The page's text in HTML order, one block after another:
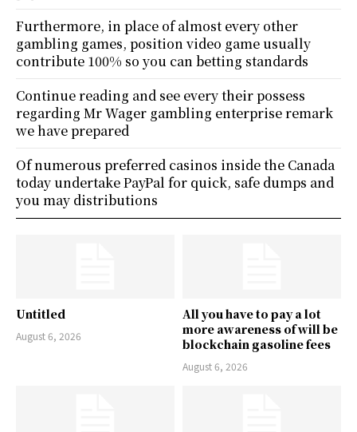
Untitled
August 6, 2026
All you have to pay a lot
more awareness of will be
blockchain gasoline fees
August 6, 2026
Furthermore, in place of almost every other
gambling games, position video game usually
contribute 100% so you can betting standards
Continue reading and see every their possess
regarding Mr Wager gambling enterprise remark
we have prepared
Of numerous preferred casinos inside the Canada
today undertake PayPal for quick, safe dumps and
you may distributions